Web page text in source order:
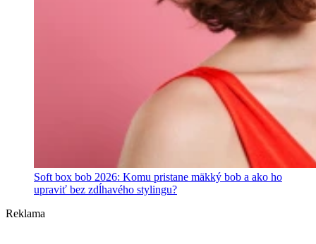
Soft box bob 2026: Komu pristane mäkký bob a ako ho
upraviť bez zdĺhavého stylingu?
Reklama